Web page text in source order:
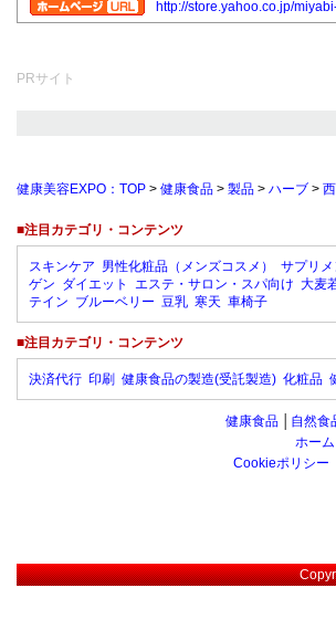
http://store.yahoo.co.jp/
PRサイト
健康美容EXPO：TOP > 健康食品 > 製品 > ハーブ >
■注目カテゴリ・コンテンツ
スキンケア 男性化粧品（メンズコスメ） サプリメ
ゲン ダイエット エステ・サロン・スパ向け 大麦
テイン ブルーベリー 豆乳 寒天 車椅子
■注目カテゴリ・コンテンツ
決済代行 印刷 健康食品の製造(受託製造) 化粧品
健康食品 自然食
ホーム
Cookieポリシー